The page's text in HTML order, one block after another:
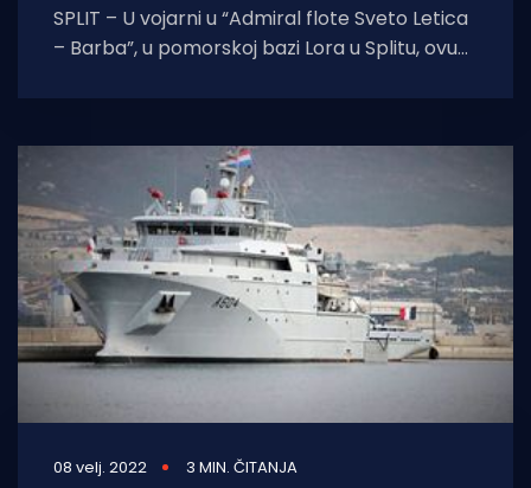
SPLIT – U vojarni u “Admiral flote Sveto Letica
– Barba”, u pomorskoj bazi Lora u Splitu, ovu
08 velj. 2022 3 MIN. ČITANJA